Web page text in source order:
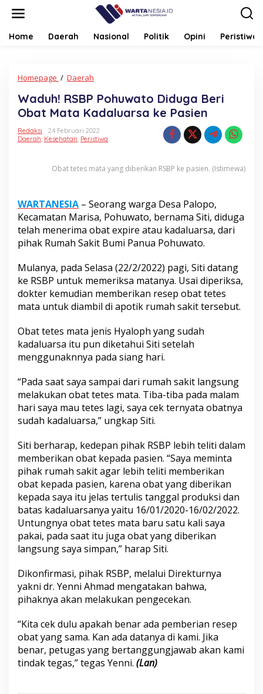
Home Daerah Nasional Politik Opini Peristiwa
Homepage / Daerah
Pohuwato
Diduga
Beri
Obat
Mata
Pasien
Waduh! RSBP Pohuwato Diduga Beri
Obat Mata Kadaluarsa ke Pasien
Redaksi
24 Februari 2022
Daerah, Kesehatan, Peristiwa
Obat tetes mata yang diberikan RSBP ke pasien. (Istimewa)
WARTANESIA – Seorang warga Desa Palopo,
Kecamatan Marisa, Pohuwato, bernama Siti, diduga
telah menerima obat expire atau kadaluarsa, dari
pihak Rumah Sakit Bumi Panua Pohuwato.
Mulanya, pada Selasa (22/2/2022) pagi, Siti datang
ke RSBP untuk memeriksa matanya. Usai diperiksa,
dokter kemudian memberikan resep obat tetes
mata untuk diambil di apotik rumah sakit tersebut.
Obat tetes mata jenis Hyaloph yang sudah
kadaluarsa itu pun diketahui Siti setelah
menggunaknnya pada siang hari.
“Pada saat saya sampai dari rumah sakit langsung
melakukan obat tetes mata. Tiba-tiba pada malam
hari saya mau tetes lagi, saya cek ternyata obatnya
sudah kadaluarsa,” ungkap Siti.
Siti berharap, kedepan pihak RSBP lebih teliti dalam
memberikan obat kepada pasien. “Saya meminta
pihak rumah sakit agar lebih teliti memberikan
obat kepada pasien, karena obat yang diberikan
kepada saya itu jelas tertulis tanggal produksi dan
batas kadaluarsanya yaitu 16/01/2020-16/02/2022.
Untungnya obat tetes mata baru satu kali saya
pakai, pada saat itu juga obat yang diberikan
langsung saya simpan,” harap Siti.
Dikonfirmasi, pihak RSBP, melalui Direkturnya
yakni dr. Yenni Ahmad mengatakan bahwa,
pihaknya akan melakukan pengecekan.
“Kita cek dulu apakah benar ada pemberian resep
obat yang sama. Kan ada datanya di kami. Jika
benar, petugas yang bertanggungjawab akan kami
tindak tegas,” tegas Yenni. (Lan)